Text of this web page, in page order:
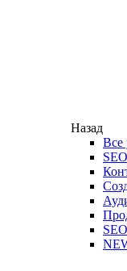
Назад
Все